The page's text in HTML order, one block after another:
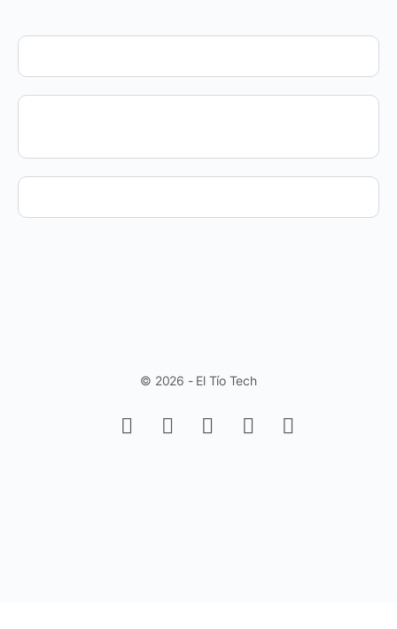
© 2026 - El Tío Tech